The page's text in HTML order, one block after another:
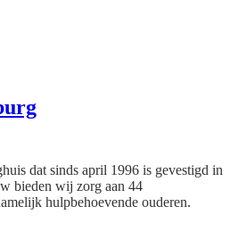
dat sinds april 1996 is gevestigd in
bieden wij zorg aan 44
hulpbehoevende ouderen.